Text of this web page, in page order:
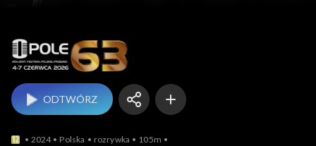
ODTWÓRZ
2024 Polska rozrywka
105m